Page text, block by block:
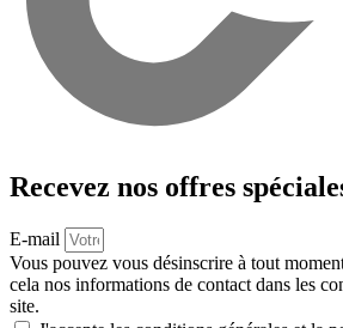
Recevez nos offres
E-mail
Vous pouvez vous désinscrire à tout
cela nos informations de contact dans les
site.